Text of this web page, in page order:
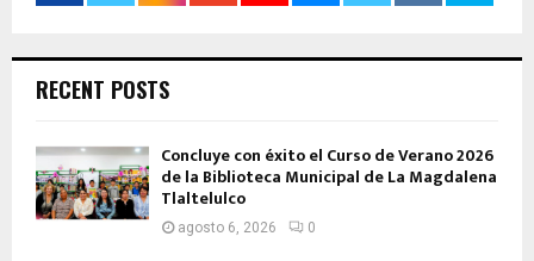
RECENT POSTS
Concluye con éxito el Curso de Verano 2026
de la Biblioteca Municipal de La Magdalena
Tlaltelulco
agosto 6, 2026 0